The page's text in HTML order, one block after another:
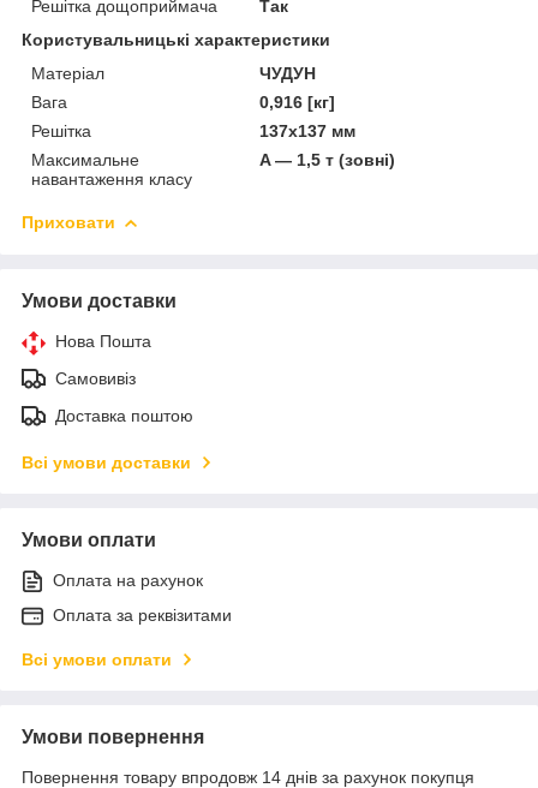
Решітка дощоприймача
Так
Користувальницькі характеристики
Матеріал
ЧУДУН
Вага
0,916 [кг]
Решітка
137x137 мм
Максимальне
навантаження класу
A — 1,5 т (зовні)
Приховати
Умови доставки
Нова Пошта
Самовивіз
Доставка поштою
Всі умови доставки
Умови оплати
Оплата на рахунок
Оплата за реквізитами
Всі умови оплати
Умови повернення
Повернення товару впродовж 14 днів за рахунок покупця